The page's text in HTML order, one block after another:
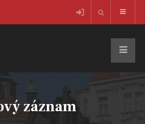
záznam